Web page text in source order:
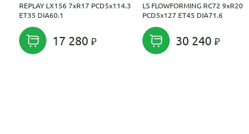
REPLAY LX156 7xR17 PCD5x114.3
ET35 DIA60.1
17 280
LS FLOWFORMING RC72 9xR20
PCD5x127 ET45 DIA71.6
30 240